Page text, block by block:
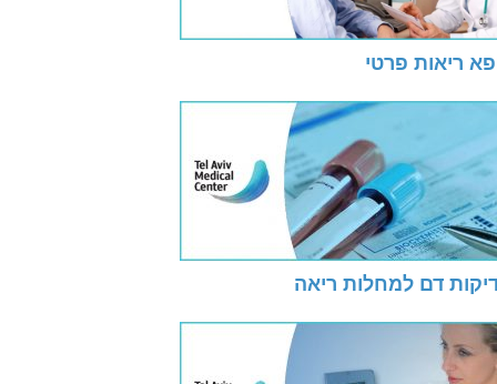
ריאות פרטי
דם למחלות ריאה